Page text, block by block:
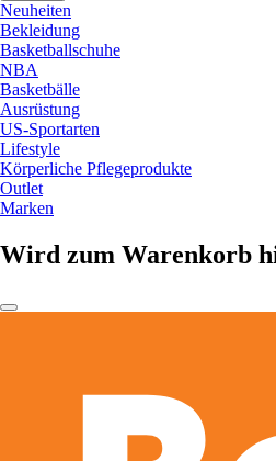
Neuheiten
Bekleidung
Basketballschuhe
NBA
Basketbälle
Ausrüstung
US-Sportarten
Lifestyle
Körperliche Pflegeprodukte
Outlet
Marken
Wird zum Warenkorb